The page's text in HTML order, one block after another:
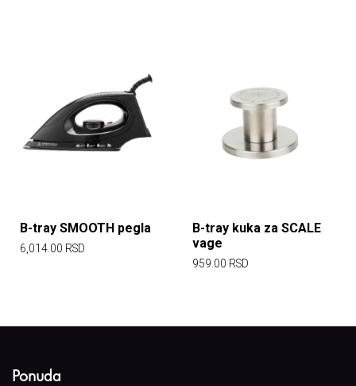
B-tray SMOOTH pegla
6,014.00 RSD
B-tray kuka za SCALE
vage
959.00 RSD
Ponuda